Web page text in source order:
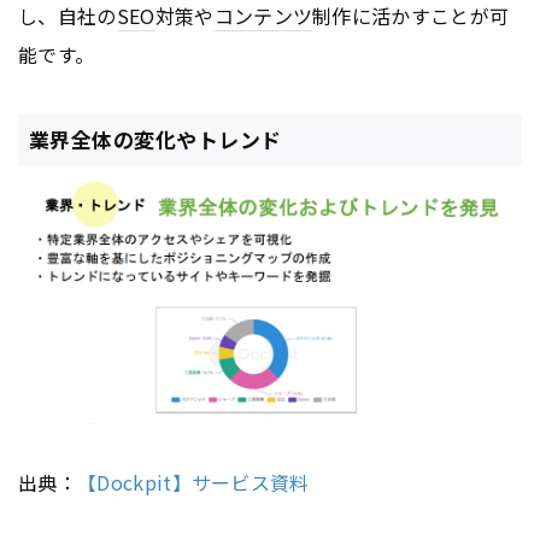
し、自社のSEO対策やコンテンツ制作に活かすことが可
能です。
業界全体の変化やトレンド
出典： 【Dockpit】サービス資料